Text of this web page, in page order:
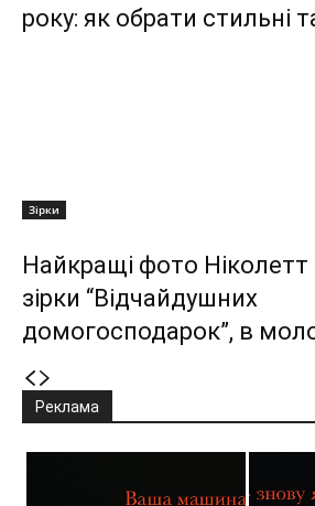
року: як обрати стильні
Зірки
Найкращі фото Ніколетт
зірки “Відчайдушних
домогосподарок”, в
Реклама